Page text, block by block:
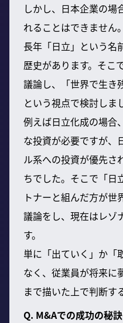
しかし、日本企業の場
れることはできません
長年「日立」という名
歴史があります。そこ
議論し、「世界で生き
という視点で検討しま
例えば日立化成の場合
な投資が必要ですが、
ル系への投資が優先さ
ちでした。そこで「日
トナーと組んだ方が世
議論をし、現在はレゾ
す。
単に「出ていく」か「
なく、従業員が将来に
まで描いた上で判断す
Q. M&Aでの成功の秘